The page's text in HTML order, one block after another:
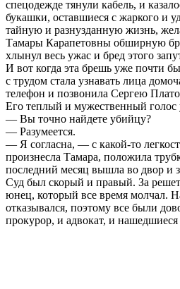
спецодежде тянули кабель, и
букашки, оставшиеся с жаркого и
тайную и разнузданную жизнь,
Тамары Карапетовны обширную
хлынул весь ужас и бред этого
И вот когда эта брешь уже почти
с трудом стала узнавать лица
телефон и позвонила Сергею
Его теплый и мужественный голос
— Вы точно найдете убийцу?
— Разумеется.
— Я согласна, — с какой-то
произнесла Тамара, положила
последний месяц вышла во двор и
Суд был скорый и правый. За
юнец, который все время молчал.
отказывался, поэтому все были
прокурор, и адвокат, и